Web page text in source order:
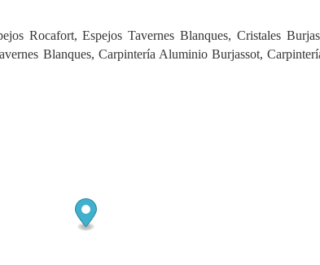
Rocafort, Espejos Tavernes Blanques, Cristales
Blanques, Carpintería Aluminio Burjassot,